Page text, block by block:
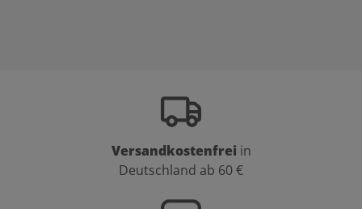
Versandkostenfrei in
Deutschland ab 60 €